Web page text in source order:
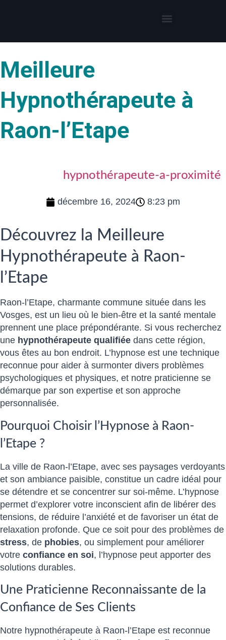
Meilleure
Hypnothérapeute à
Raon-l’Etape
hypnothérapeute-a-proximité
décembre 16, 2024 8:23 pm
Découvrez la Meilleure
Hypnothérapeute à Raon-
l’Etape
Raon-l’Etape, charmante commune située dans les
Vosges, est un lieu où le bien-être et la santé mentale
prennent une place prépondérante. Si vous recherchez
une hypnothérapeute qualifiée dans cette région,
vous êtes au bon endroit. L’hypnose est une technique
reconnue pour aider à surmonter divers problèmes
psychologiques et physiques, et notre praticienne se
démarque par son expertise et son approche
personnalisée.
Pourquoi Choisir l’Hypnose à Raon-
l’Etape ?
La ville de Raon-l’Etape, avec ses paysages verdoyants
et son ambiance paisible, constitue un cadre idéal pour
se détendre et se concentrer sur soi-même. L’hypnose
permet d’explorer votre inconscient afin de libérer des
tensions, de réduire l’anxiété et de favoriser un état de
relaxation profonde. Que ce soit pour des problèmes de
stress, de phobies, ou simplement pour améliorer
votre confiance en soi, l’hypnose peut apporter des
solutions durables.
Une Praticienne Reconnaissante de la
Confiance de Ses Clients
Notre hypnothérapeute à Raon-l’Etape est reconnue